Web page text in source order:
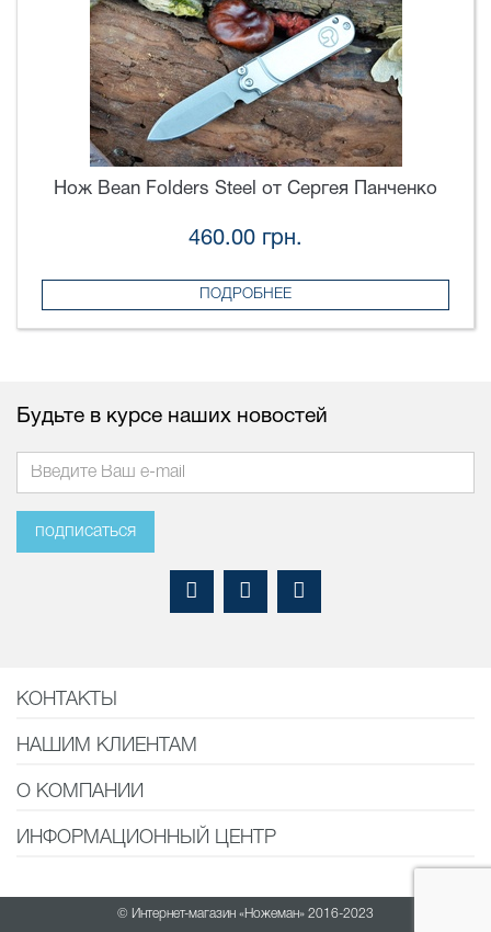
Нож Bean Folders Steel от Сергея Панченко
460.00 грн.
ПОДРОБНЕЕ
Будьте в курсе наших новостей
подписаться
КОНТАКТЫ
НАШИМ КЛИЕНТАМ
О КОМПАНИИ
ИНФОРМАЦИОННЫЙ ЦЕНТР
© Интернет-магазин «Ножеман» 2016-2023